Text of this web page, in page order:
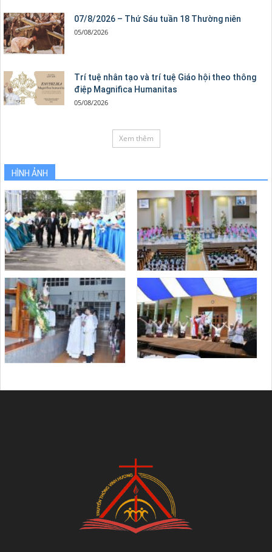
07/8/2026 – Thứ Sáu tuần 18 Thường niên
05/08/2026
Trí tuệ nhân tạo và trí tuệ Giáo hội theo thông
điệp Magnifica Humanitas
05/08/2026
Xem thêm
HÌNH ẢNH